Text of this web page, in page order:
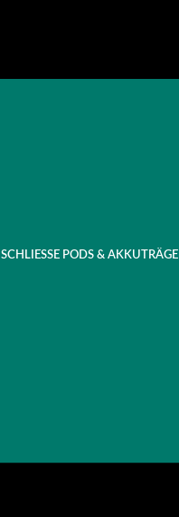
SCHLIESSE PODS & AKKUTRÄGER